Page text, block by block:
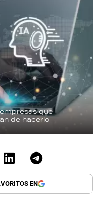
que
de hacerlo
EN